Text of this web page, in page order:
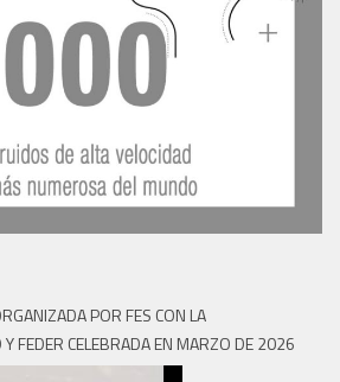
POR FES CON LA
Y FEDER CELEBRADA EN MARZO DE 2026